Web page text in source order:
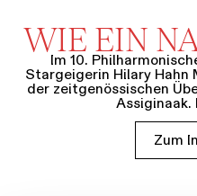
WIE EIN
Im 10.
Stargeigerin Hilary Hahn
der zeitgenössischen
Assiginaak.
Zum